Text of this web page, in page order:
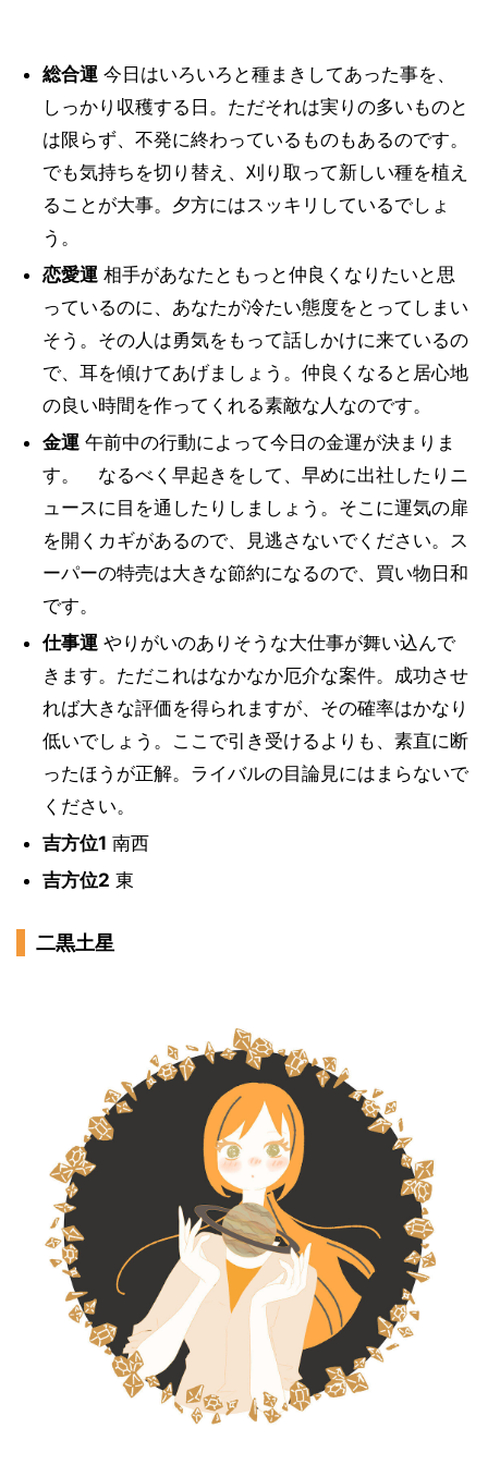
総合運今日はいろいろと種まきしてあった事を、
しっかり収穫する日。ただそれは実りの多いものと
は限らず、不発に終わっているものもあるのです。
でも気持ちを切り替え、刈り取って新しい種を植え
ることが大事。夕方にはスッキリしているでしょ
う。
恋愛運相手があなたともっと仲良くなりたいと思
っているのに、あなたが冷たい態度をとってしまい
そう。その人は勇気をもって話しかけに来ているの
で、耳を傾けてあげましょう。仲良くなると居心地
の良い時間を作ってくれる素敵な人なのです。
金運午前中の行動によって今日の金運が決まりま
す。 なるべく早起きをして、早めに出社したりニ
ュースに目を通したりしましょう。そこに運気の扉
を開くカギがあるので、見逃さないでください。ス
ーパーの特売は大きな節約になるので、買い物日和
です。
仕事運やりがいのありそうな大仕事が舞い込んで
きます。ただこれはなかなか厄介な案件。成功させ
れば大きな評価を得られますが、その確率はかなり
低いでしょう。ここで引き受けるよりも、素直に断
ったほうが正解。ライバルの目論見にはまらないで
ください。
吉方位1 南西
吉方位2 東
二黒土星